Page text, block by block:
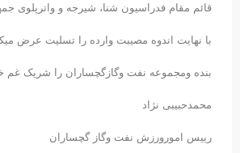
قائم مقام فدراسیون شنا، شیرجه و واترپلوی
با نهایت اندوه مصیبت وارده را تسلیت عرض
بنده ومجموعه نفت وگازگچساران را شریک غم
محمدحبیبی نژاد
رییس امورورزش نفت وگاز گچساران